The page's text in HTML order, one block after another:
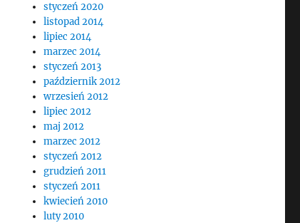
styczeń 2020
listopad 2014
lipiec 2014
marzec 2014
styczeń 2013
październik 2012
wrzesień 2012
lipiec 2012
maj 2012
marzec 2012
styczeń 2012
grudzień 2011
styczeń 2011
kwiecień 2010
luty 2010